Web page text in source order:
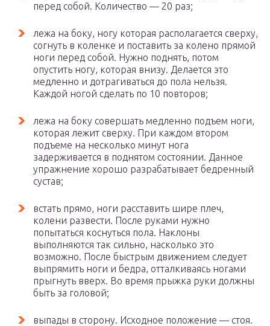
перед собой. Количество — 20 раз;
лежа на боку, ногу которая располагается сверху,
согнуть в коленке и поставить за колено прямой
ноги перед собой. Нужно поднять, потом
опустить ногу, которая внизу. Делается это
медленно и дотрагиваться до пола нельзя.
Каждой ногой сделать по 10 повторов;
лежа на боку совершать медленно подъем ноги,
которая лежит сверху. При каждом втором
подъеме на несколько минут нога
задерживается в поднятом состоянии. Данное
упражнение хорошо разрабатывает бедренный
сустав;
встать прямо, ноги расставить шире плеч,
колени развести. После руками нужно
попытаться коснуться пола. Наклоны
выполняются так сильно, насколько это
возможно. После быстрым движением следует
выпрямить ноги и бедра, отталкиваясь ногами
прыгнуть вверх. Во время прыжка руки должны
быть за головой;
выпады в сторону. Исходное положение — стоя.